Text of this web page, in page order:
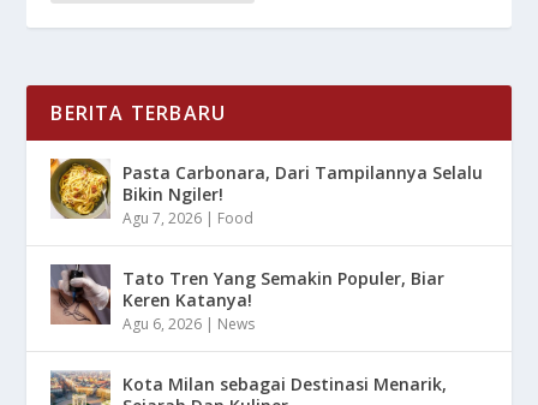
BERITA TERBARU
Pasta Carbonara, Dari Tampilannya Selalu
Bikin Ngiler!
Agu 7, 2026 | Food
Tato Tren Yang Semakin Populer, Biar
Keren Katanya!
Agu 6, 2026 | News
Kota Milan sebagai Destinasi Menarik,